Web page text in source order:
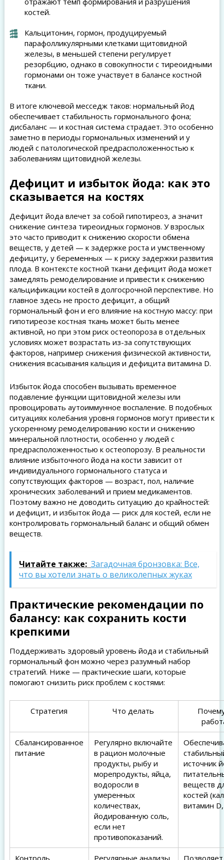
костей.
Кальцитонин, гормон, продуцируемый
парафолликулярными клетками щитовидной
железы, в меньшей степени регулирует
резорбцию, однако в совокупности с тиреоидными
гормонами он тоже участвует в балансе костной
ткани.
В итоге ключевой месседж таков: нормальный йод
обеспечивает стабильность гормонального фона;
дисбаланс — и костная система страдает. Это особенно
заметно в периоды гормональных изменений и у
людей с патологической предрасположенностью к
заболеваниям щитовидной железы.
Дефицит и избыток йода: как это
сказывается на костях
Дефицит йода влечет за собой гипотиреоз, а значит
снижение синтеза тиреоидных гормонов. У взрослых
это часто приводит к снижению скорости обмена
веществ, у детей — к задержке роста и умственному
дефициту, у беременных — к риску задержки развития
плода. В контексте костной ткани дефицит йода может
замедлять ремоделирование и привести к снижению
кальцификации костей в долгосрочной перспективе. Но
главное здесь не просто дефицит, а общий
гормональный фон и его влияние на костную массу: при
гипотиреозе костная ткань может быть менее
активной, но при этом риск остеопороза в отдельных
условиях может возрастать из-за сопутствующих
факторов, например снижения физической активности,
снижения всасывания кальция и дефицита витамина D.
Избыток йода способен вызывать временное
подавление функции щитовидной железы или
провоцировать аутоиммунное воспаление. В подобных
ситуациях колебания уровня гормонов могут привести к
ускоренному ремоделированию кости и снижению
минеральной плотности, особенно у людей с
предрасположенностью к остеопорозу. В реальности
влияние избыточного йода на кости зависит от
индивидуального гормонального статуса и
сопутствующих факторов — возраст, пол, наличие
хронических заболеваний и прием медикаментов.
Поэтому важно не доводить ситуацию до крайностей:
и дефицит, и избыток йода — риск для костей, если не
контролировать гормональный баланс и общий обмен
веществ.
Читайте также: Загадочная бронзовка: Все,
что вы хотели знать о великолепных жуках
Практические рекомендации по
балансу: как сохранить кости
крепкими
Поддерживать здоровый уровень йода и стабильный
гормональный фон можно через разумный набор
стратегий. Ниже — практические шаги, которые
помогают снизить риск проблем с костями:
Стратегия Что делать
Сбалансированное
питание
Регулярно включайте
в рацион молочные
продукты, рыбу и
морепродукты, яйца,
водоросли в
умеренных
количествах,
йодированную соль,
если нет
противопоказаний.
источник
веществ
костей
витамин
Контроль
Регулярные анализы
Позволяет